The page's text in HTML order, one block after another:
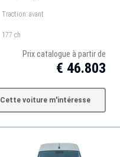
Traction: avant
177 ch
Prix catalogue à partir de
€ 46.803
Cette voiture m'intéresse